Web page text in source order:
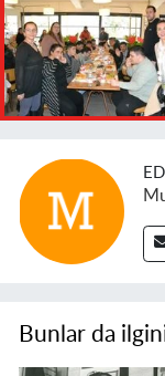
Bunlar da